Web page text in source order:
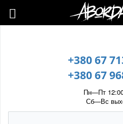
🇺🇦 У зв’язку з воєнним станом,
наявність у
+380 67
+380 67
Пн—Пт
Сб—Вс